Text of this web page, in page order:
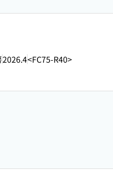
2026.4<FC75-R40>